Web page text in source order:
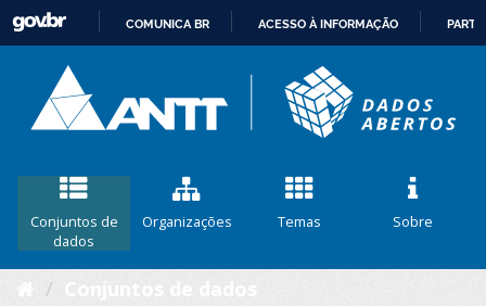
CONTEÚDO
COMUNICA BR ACESSO À INFORMAÇÃO
Conjuntos de
dados
Organizações Temas Sobre